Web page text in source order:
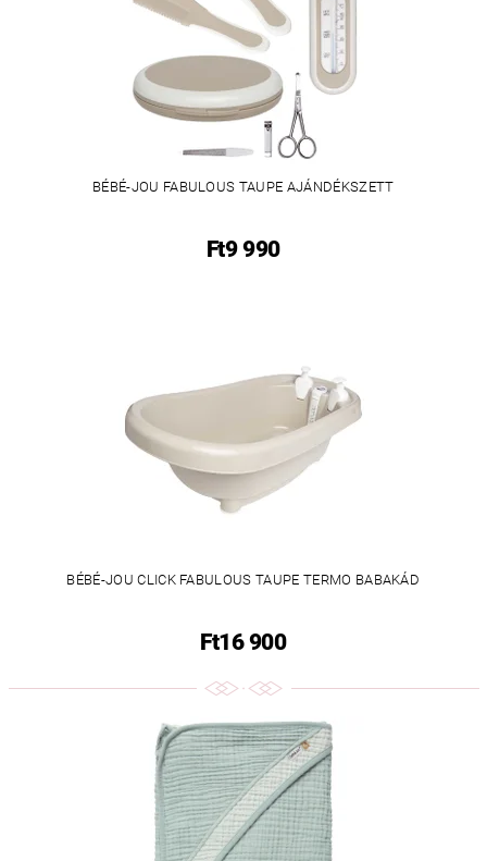
BÉBÉ-JOU FABULOUS TAUPE AJÁNDÉKSZETT
Ft9 990
BÉBÉ-JOU CLICK FABULOUS TAUPE TERMO BABAKÁD
Ft16 900